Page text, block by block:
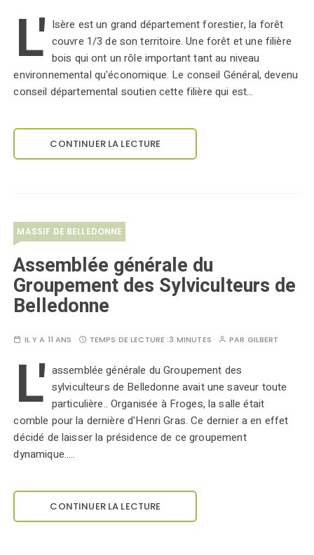
L' Isère est un grand département forestier, la forêt
couvre 1/3 de son territoire. Une forêt et une filière
bois qui ont un rôle important tant au niveau
environnemental qu'économique. Le conseil Général, devenu
conseil départemental soutien cette filière qui est…
CONTINUER LA LECTURE
MASSIF DE BELLEDONNE
Assemblée générale du
Groupement des Sylviculteurs de
Belledonne
IL Y A 11 ANS TEMPS DE LECTURE :3 MINUTES PAR GILBERT
L' assemblée générale du Groupement des
sylviculteurs de Belledonne avait une saveur toute
particulière.. Organisée à Froges, la salle était
comble pour la dernière d'Henri Gras. Ce dernier a en effet
décidé de laisser la présidence de ce groupement
dynamique..…
CONTINUER LA LECTURE